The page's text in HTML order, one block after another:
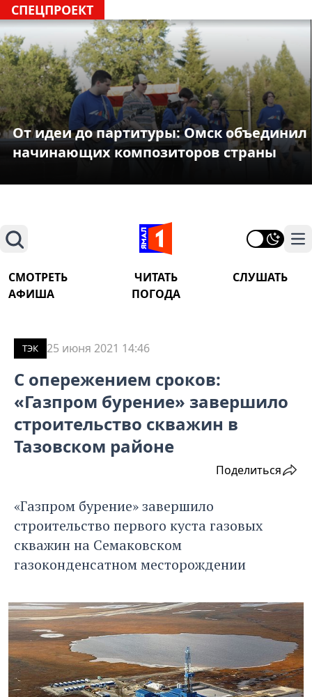
СПЕЦПРОЕКТ
От идеи до партитуры: Омск объединил
начинающих композиторов страны
Поиск
СМОТРЕТЬ ЧИТАТЬ
СЛУШАТЬ
АФИША
ПОГОДА
ТЭК 25 июня 2021 14:46
С опережением сроков:
«Газпром бурение» завершило
строительство скважин в
Тазовском районе
Поделиться
«Газпром бурение» завершило
строительство первого куста газовых
скважин на Семаковском
газоконденсатном месторождении